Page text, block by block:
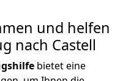
und helfen
nach Castell
bietet eine